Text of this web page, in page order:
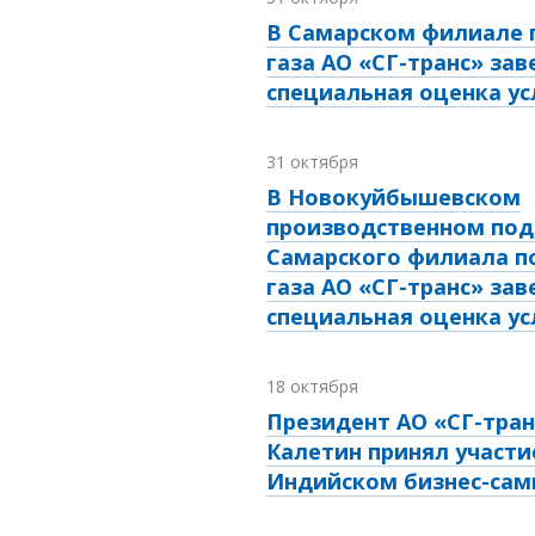
В Самарском филиале
газа АО «СГ-транс»
специальная оценка
31 октября
В Новокуйбышевском
производственном
Самарского филиала
газа АО «СГ-транс»
специальная оценка
18 октября
Президент АО «СГ-
Калетин принял
Индийском бизнес-